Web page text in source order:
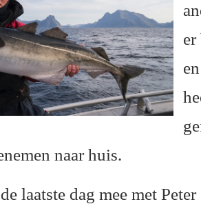
naar huis.
laatste dag mee met